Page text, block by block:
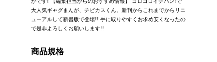
大人気ギャグまんが、チビカスくん。新刊からこれまでからリニ
ューアルして新書版で登場!! 手に取りやすくお求め安くなったの
で是非よろしくお願いします!!
商品規格